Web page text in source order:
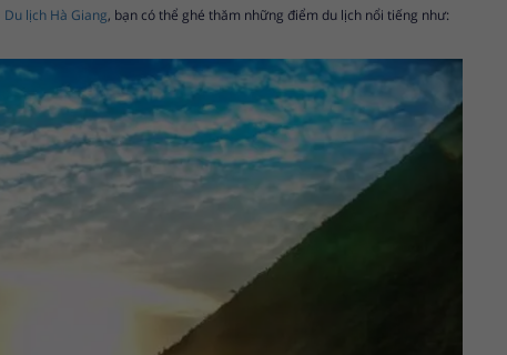
Du lịch Hà Giang, bạn có thể ghé thăm những điểm du lịch nổi tiếng như: